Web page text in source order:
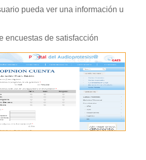
pueda ver una información u
encuestas de satisfacción